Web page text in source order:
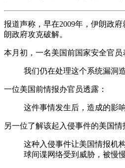
报道声称，早在2009年，伊朗政
朗政府攻克破解。
本月初，一名美国前国家安全官员
我们仍在处理这个系统漏洞
一位美国前情报办官员透露：
这件事情发生后，造成的影
另一位了解该起入侵事件的美国情
这种入侵事件让美国情报机
球间谍网络受到威胁，被慢慢